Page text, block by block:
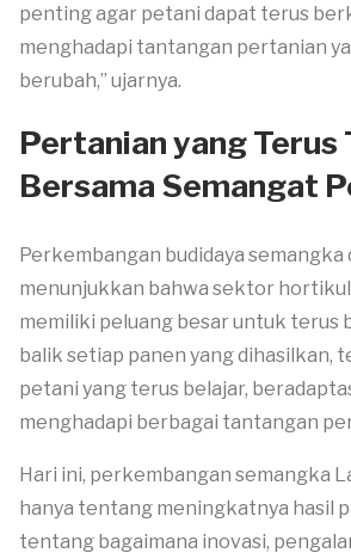
penting agar petani dapat terus
menghadapi tantangan pertanian
berubah,” ujarnya.
Pertanian yang Terus
Bersama Semangat
Perkembangan budidaya semangka
menunjukkan bahwa sektor
memiliki peluang besar untuk terus
balik setiap panen yang dihasilkan,
petani yang terus belajar,
menghadapi berbagai tantangan
Hari ini, perkembangan semangka
hanya tentang meningkatnya hasil
tentang bagaimana inovasi,